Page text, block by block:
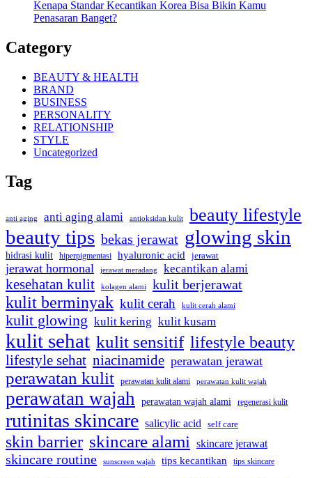
Kenapa Standar Kecantikan Korea Bisa Bikin Kamu
Penasaran Banget?
Category
BEAUTY & HEALTH
BRAND
BUSINESS
PERSONALITY
RELATIONSHIP
STYLE
Uncategorized
Tag
anti aging anti aging alami antioksidan kulit beauty lifestyle
beauty tips bekas jerawat glowing skin
hidrasi kulit hiperpigmentasi hyaluronic acid jerawat
jerawat hormonal jerawat meradang kecantikan alami
kesehatan kulit kolagen alami kulit berjerawat
kulit berminyak kulit cerah kulit cerah alami
kulit glowing kulit kering kulit kusam
kulit sehat kulit sensitif lifestyle beauty
lifestyle sehat niacinamide perawatan jerawat
perawatan kulit perawatan kulit alami perawatan kulit wajah
perawatan wajah perawatan wajah alami regenerasi kulit
rutinitas skincare salicylic acid self care
skin barrier skincare alami skincare jerawat
skincare routine sunscreen wajah tips kecantikan tips skincare